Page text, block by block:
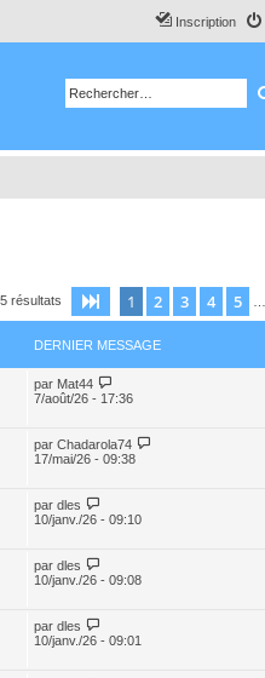
Inscription
résultats Page sur19
1 2 3 4 5
DERNIER MESSAGE
par Mat44
7/août/26 - 17:36
par Chadarola74
17/mai/26 - 09:38
par dles
10/janv./26 - 09:10
par dles
10/janv./26 - 09:08
par dles
10/janv./26 - 09:01